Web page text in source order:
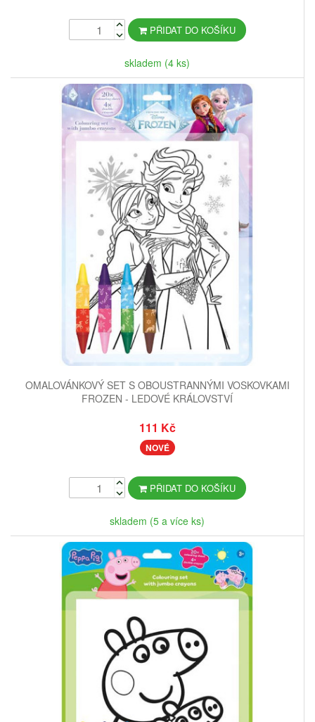
PŘIDAT DO KOŠÍKU
skladem (4 ks)
OMALOVÁNKOVÝ SET S OBOUSTRANNÝMI VOSKOVKAMI
FROZEN - LEDOVÉ KRÁLOVSTVÍ
111 Kč
NOVÉ
PŘIDAT DO KOŠÍKU
skladem (5 a více ks)